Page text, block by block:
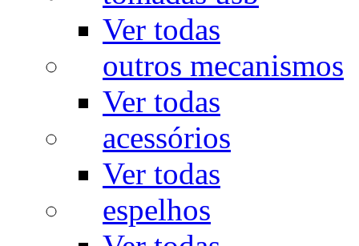
Ver todas
outros mecanismos
Ver todas
acessórios
Ver todas
espelhos